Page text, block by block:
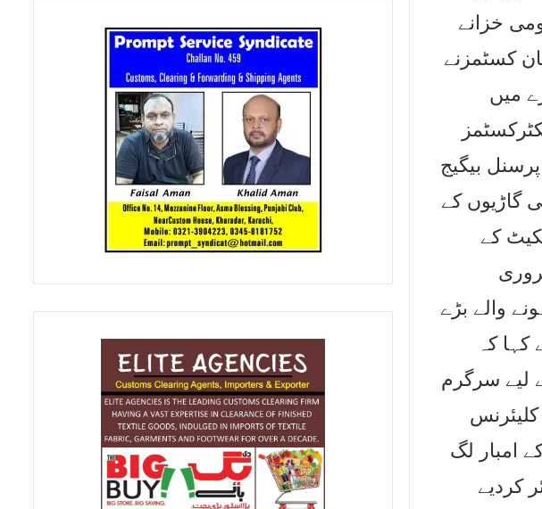
خزانے
کسٹمزنے
میں
مقبول نے بتایا کہ وزارت تجارت نے 4 دسمبر2017 کو پرسنل بیگیج
گاڑیوں کے
کے
والے بڑے
کہ
لیے سرگرم
سے زائد گاڑیوں کے امبار لگ
کردیے